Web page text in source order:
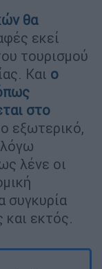
θα
εκεί
τουρισμού
Και ο
στο
εξωτερικό,
λένε οι
συγκυρία
και εκτός.